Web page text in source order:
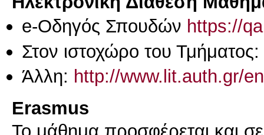
e-Οδηγός Σπουδών https://
Στον ιστοχώρο του Τμήματος:
Άλλη: http://www.lit.auth.gr/
Erasmus